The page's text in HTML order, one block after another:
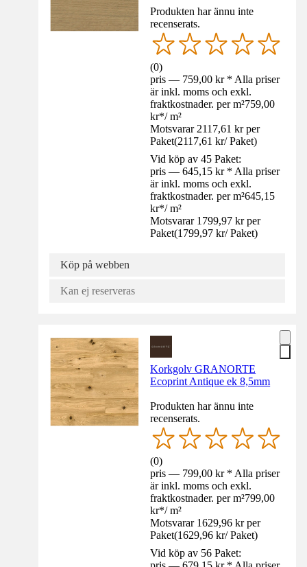
Produkten har ännu inte
recenserats.
(0)
pris — 759,00 kr * Alla priser
är inkl. moms och exkl.
fraktkostnader. per m²759,00
kr*/ m²
Motsvarar 2117,61 kr per
Paket(2117,61 kr/ Paket)
Vid köp av 45 Paket:
pris — 645,15 kr * Alla priser
är inkl. moms och exkl.
fraktkostnader. per m²645,15
kr*/ m²
Motsvarar 1799,97 kr per
Paket(1799,97 kr/ Paket)
Köp på webben
Kan ej reserveras
Korkgolv GRANORTE
Ecoprint Antique ek 8,5mm
Produkten har ännu inte
recenserats.
(0)
pris — 799,00 kr * Alla priser
är inkl. moms och exkl.
fraktkostnader. per m²799,00
kr*/ m²
Motsvarar 1629,96 kr per
Paket(1629,96 kr/ Paket)
Vid köp av 56 Paket: